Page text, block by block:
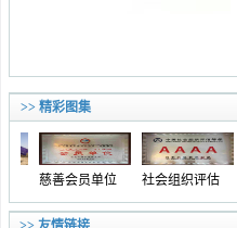
>> 精彩图集
会员单位 社会组织评估 学校荣誉